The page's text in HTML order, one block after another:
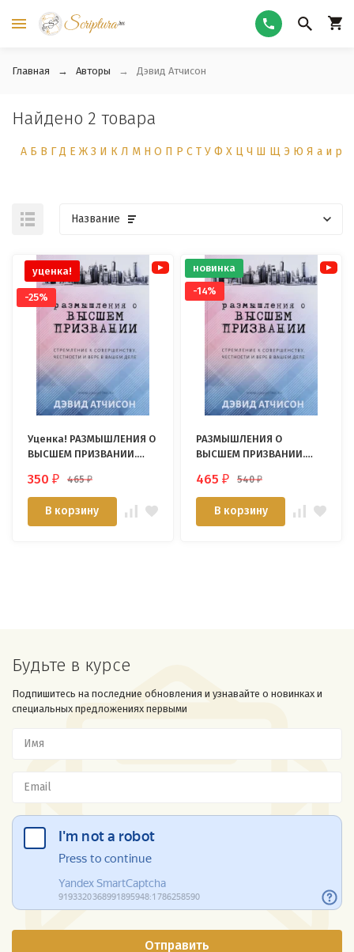
Главная Авторы Дэвид Атчисон
Найдено 2 товара
А Б В Г Д Е Ж З И К Л М Н О П Р С Т У Ф Х Ц Ч Ш Щ Э Ю Я а и р
Название
уценка!
-25%
Уценка! РАЗМЫШЛЕНИЯ О
ВЫСШЕМ ПРИЗВАНИИ.
совершенству,
честности и вере в
вашем деле. Дэвид
Атчисон
350₽ 465₽
В корзину
новинка
-14%
РАЗМЫШЛЕНИЯ О
ВЫСШЕМ ПРИЗВАНИИ.
совершенству,
честности и вере в
вашем деле. Дэвид
Атчисон
465₽ 540₽
В корзину
Будьте в курсе
Подпишитесь на последние обновления и узнавайте о новинках и
специальных предложениях первыми